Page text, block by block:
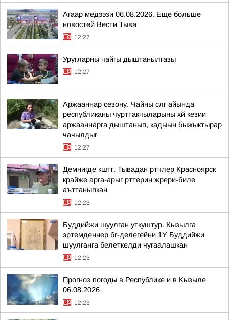
Агаар медээзи 06.08.2026. Еще больше
новостей Вести Тыва
12:27
Уругларны чайгы дыштанылгазы
12:27
Аржааннар сезону. Чайны слг айында
республиканы чурттакчыларыны хй кезии
аржааннарга дыштанып, кадыын быжыктырар
чачылдыг
12:27
Демнигде кштг. Тывадан ртчлер Красноярск
крайже арга-арыг рттерин жрери-биле
аъттаныпкан
12:23
Буддийжи шуулган уткуштур. Кызылга
эртемденнер бг-делегейни 1Y Буддийжи
шуулганга белеткелди чугаалашкан
12:23
Прогноз погоды в Республике и в Кызыле
06.08.2026
12:23